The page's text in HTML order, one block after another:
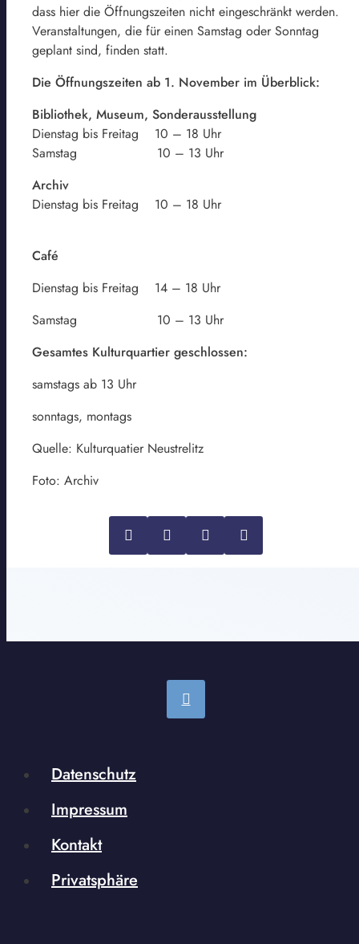
dass hier die Öffnungszeiten nicht eingeschränkt werden.
Veranstaltungen, die für einen Samstag oder Sonntag
geplant sind, finden statt.
Die Öffnungszeiten ab 1. November im Überblick:
Bibliothek, Museum, Sonderausstellung
Dienstag bis Freitag 10 – 18 Uhr
Samstag 10 – 13 Uhr
Archiv
Dienstag bis Freitag 10 – 18 Uhr
Café
Dienstag bis Freitag 14 – 18 Uhr
Samstag 10 – 13 Uhr
Gesamtes Kulturquartier geschlossen:
samstags ab 13 Uhr
sonntags, montags
Quelle: Kulturquatier Neustrelitz
Foto: Archiv
Datenschutz
Impressum
Kontakt
Privatsphäre